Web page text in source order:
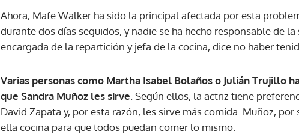
Ahora, Mafe Walker ha sido la principal afectada por esta
durante dos días seguidos, y nadie se ha hecho responsable de
encargada de la repartición y jefa de la cocina, dice no haber
Varias personas como Martha Isabel Bolaños o Julián Trujillo
que Sandra Muñoz les sirve . Según ellos, la actriz tiene
David Zapata y, por esta razón, les sirve más comida. Muñoz,
ella cocina para que todos puedan comer lo mismo.